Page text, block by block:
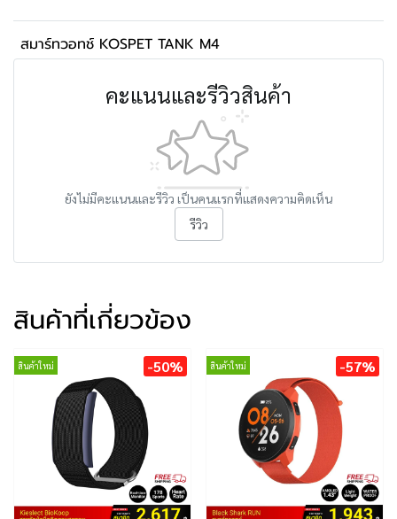
สมาร์ทวอทช์ KOSPET TANK M4
คะแนนและรีวิวสินค้า
ยังไม่มีคะแนนและรีวิว เป็นคนแรกที่แสดงความคิดเห็น
รีวิว
สินค้าที่เกี่ยวข้อง
สินค้าใหม่ -50% สินค้าใหม่ -57%